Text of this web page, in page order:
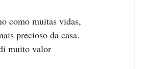
como muitas vidas,
precioso da casa.
muito valor